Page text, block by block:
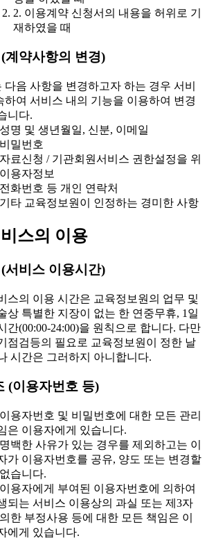
2. 이용계약 신청서의 내용을 허위로 기
재하였을 때
계약사항의 변경)
다음 사항을 변경하고자 하는 경우 서비
하여 서비스 내의 기능을 이용하여 변경
니다.
명 및 생년월일, 신분, 이메일
밀번호
료신청 / 기관회원서비스 권한설정을 위
용자정보
화번호 등 개인 연락처
타 교육정보원이 인정하는 경미한 사항
스의 이용
서비스 이용시간)
스의 이용 시간은 교육정보원의 업무 및
상 특별한 지장이 없는 한 연중무휴, 1일
간(00:00-24:00)을 원칙으로 합니다. 다만
점검등의 필요로 교육정보원이 정한 날
시간은 그러하지 아니합니다.
(이용자번호 등)
용자번호 및 비밀번호에 대한 모든 관리
은 이용자에게 있습니다.
백한 사유가 있는 경우를 제외하고는 이
가 이용자번호를 공유, 양도 또는 변경할
습니다.
용자에게 부여된 이용자번호에 의하여
되는 서비스 이용상의 과실 또는 제3자
한 부정사용 등에 대한 모든 책임은 이
에게 있습니다.